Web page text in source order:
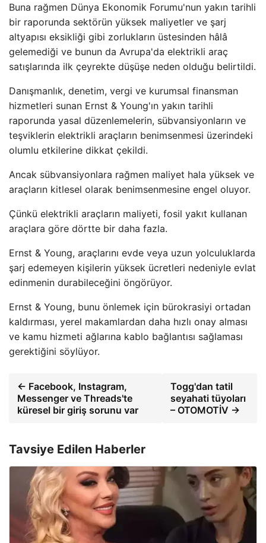
Buna rağmen Dünya Ekonomik Forumu'nun yakın tarihli
bir raporunda sektörün yüksek maliyetler ve şarj
altyapısı eksikliği gibi zorlukların üstesinden hâlâ
gelemediği ve bunun da Avrupa'da elektrikli araç
satışlarında ilk çeyrekte düşüşe neden olduğu belirtildi.
Danışmanlık, denetim, vergi ve kurumsal finansman
hizmetleri sunan Ernst & Young'ın yakın tarihli
raporunda yasal düzenlemelerin, sübvansiyonların ve
teşviklerin elektrikli araçların benimsenmesi üzerindeki
olumlu etkilerine dikkat çekildi.
Ancak sübvansiyonlara rağmen maliyet hala yüksek ve
araçların kitlesel olarak benimsenmesine engel oluyor.
Çünkü elektrikli araçların maliyeti, fosil yakıt kullanan
araçlara göre dörtte bir daha fazla.
Ernst & Young, araçlarını evde veya uzun yolculuklarda
şarj edemeyen kişilerin yüksek ücretleri nedeniyle evlat
edinmenin durabileceğini öngörüyor.
Ernst & Young, bunu önlemek için bürokrasiyi ortadan
kaldırması, yerel makamlardan daha hızlı onay alması
ve kamu hizmeti ağlarına kablo bağlantısı sağlaması
gerektiğini söylüyor.
← Facebook, Instagram,
Messenger ve Threads'te
küresel bir giriş sorunu var
Togg'dan tatil
seyahati tüyoları
– OTOMOTİV →
Tavsiye Edilen Haberler